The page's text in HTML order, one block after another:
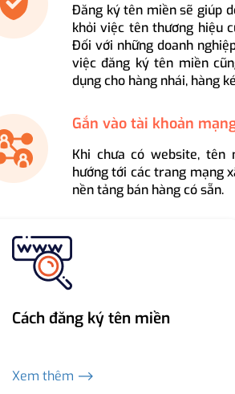
Đăng ký tên miền sẽ giúp
khỏi việc tên thương hiệu
Đối với những doanh
việc đăng ký tên miền
dụng cho hàng nhái, hàng
Gắn vào tài khoản
Khi chưa có website, tên
hướng tới các trang mạng
nền tảng bán hàng có sẵn.
Cách đăng ký tên miền
Xem thêm ⟶